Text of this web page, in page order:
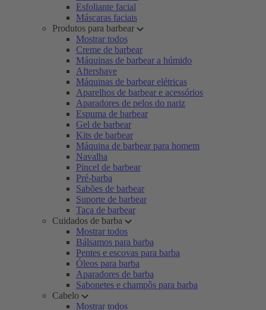
Esfoliante facial
Máscaras faciais
Produtos para barbear
Mostrar todos
Creme de barbear
Máquinas de barbear a húmido
Aftershave
Máquinas de barbear elétricas
Aparelhos de barbear e acessórios
Aparadores de pelos do nariz
Espuma de barbear
Gel de barbear
Kits de barbear
Máquina de barbear para homem
Navalha
Pincel de barbear
Pré-barba
Sabões de barbear
Suporte de barbear
Taça de barbear
Cuidados de barba
Mostrar todos
Bálsamos para barba
Pentes e escovas para barba
Óleos para barba
Aparadores de barba
Sabonetes e champôs para barba
Cabelo
Mostrar todos